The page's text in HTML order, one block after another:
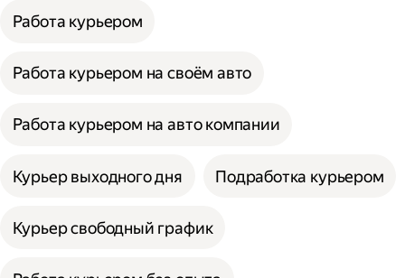
Работа курьером
Работа курьером на своём авто
Работа курьером на авто компании
Курьер выходного дня Подработка курьером
Курьер свободный график